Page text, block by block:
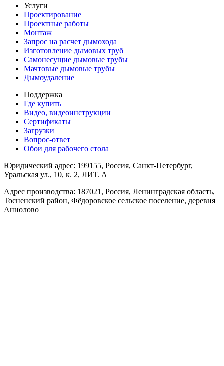
Услуги
Проектирование
Проектные работы
Монтаж
Запрос на расчет дымохода
Изготовление дымовых труб
Самонесущие дымовые трубы
Мачтовые дымовые трубы
Дымоудаление
Поддержка
Где купить
Видео, видеоинструкции
Сертификаты
Загрузки
Вопрос-ответ
Обои для рабочего стола
Юридический адрес: 199155, Россия, Санкт-Петербург,
Уральская ул., 10, к. 2, ЛИТ. А
Адрес производства: 187021, Россия, Ленинградская область,
Тосненский район, Фёдоровское сельское поселение, деревня
Аннолово